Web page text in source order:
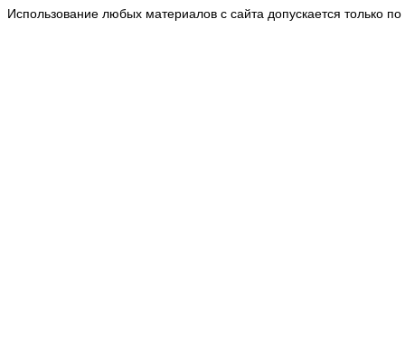
Использование любых материалов с сайта допускается только